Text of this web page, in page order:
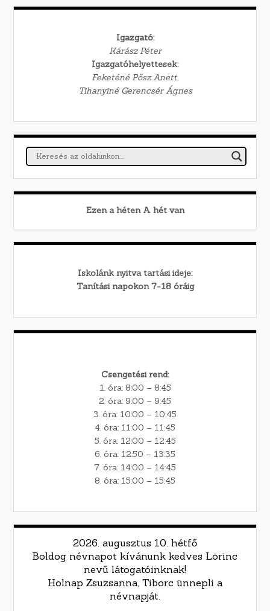
Igazgató:
Kárász Péter
Igazgatóhelyettesek:
Feketéné Pősz Anett,
Tihanyiné Gerencsér Ágnes
Ezen a héten Ahét van
Iskolánk nyitva tartási ideje:
Tanítási napokon 7-18 óráig
Csengetési rend:
1. óra: 8:00 – 8:45
2. óra: 9:00 – 9:45
3. óra: 10:00 – 10:45
4. óra: 11:00 – 11:45
5. óra: 12:00 – 12:45
6. óra: 12:50 – 13:35
7. óra: 14:00 – 14:45
8. óra: 15:00 – 15:45
2026. augusztus 10. hétfő
Boldog névnapot kívánunk kedves Lörinc
nevű látogatóinknak!
Holnap Zsuzsanna, Tiborc ünnepli a
névnapját.